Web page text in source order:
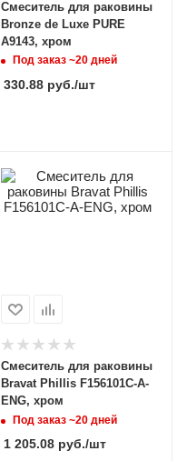
Смеситель для раковины
Bronze de Luxe PURE
A9143, хром
Под заказ ~20 дней
330.88руб./шт
Смеситель для раковины
Bravat Phillis F156101C-A-
ENG, хром
Под заказ ~20 дней
1 205.08руб./шт